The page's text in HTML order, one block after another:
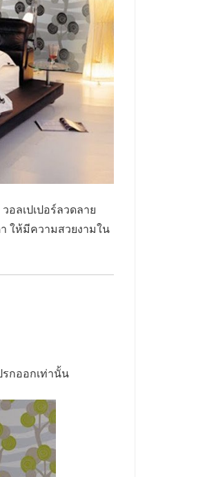
อลเปเปอร์ลวดลาย
ให้มีความสวยงามใน
รกออกเท่านั้น